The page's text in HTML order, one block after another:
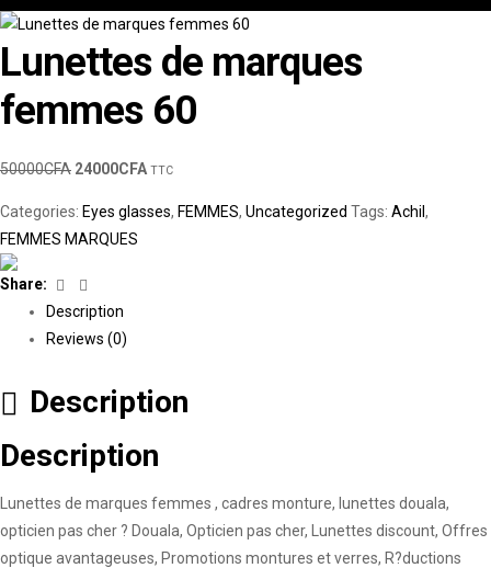
Lunettes de marques
femmes 60
50000CFA 24000CFA TTC
Categories: Eyes glasses, FEMMES, Uncategorized Tags: Achil ,
FEMMES MARQUES
Share: Facebook
Description
Reviews (0)
Description
Description
Lunettes de marques femmes , cadres monture, lunettes douala,
opticien pas cher ? Douala, Opticien pas cher, Lunettes discount, Offres
optique avantageuses, Promotions montures et verres, R?ductions